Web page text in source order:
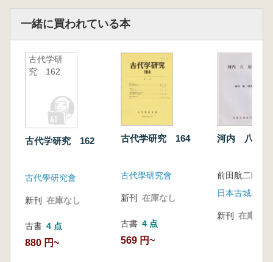
大野嶺夫『岩橋千塚ところ・どころ』 堀田
■書評■
高橋 学著『平野の環境考古学』 山田 清
朝 51
■古代学への提言 20■
市町村合併と文化財保護 三浦 到 表紙裏
■編集後記■寺沢 薫 裏表紙
一緒に買われている本
古代学研
究 162
古代学研究 162
古代學研究會
新刊 在庫なし
古書 4 点
880 円~
古代学研究 164
古代學研究會
新刊 在庫なし
古書 4 点
569 円~
河内 八尾城
前田航二郎
日本古城友の
新刊 在庫なし